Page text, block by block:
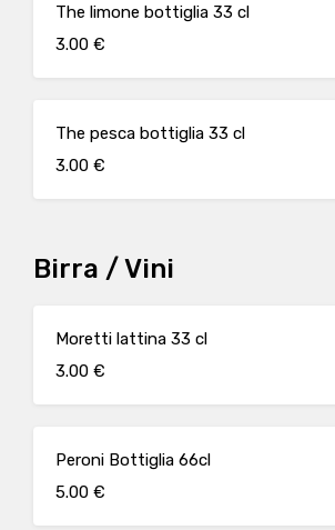
The limone bottiglia 33 cl
3.00 €
The pesca bottiglia 33 cl
3.00 €
Birra / Vini
Moretti lattina 33 cl
3.00 €
Peroni Bottiglia 66cl
5.00 €